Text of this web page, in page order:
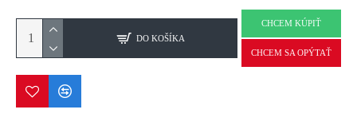
DO KOŠÍKA
CHCEM KÚPIŤ
CHCEM SA OPÝTAŤ